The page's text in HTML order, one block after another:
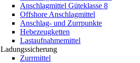
Anschlagmittel Güteklasse 8
Offshore Anschlagmittel
Anschlag- und Zurrpunkte
Hebezeugketten
Lastaufnahmemittel
Ladungssicherung
Zurrmittel